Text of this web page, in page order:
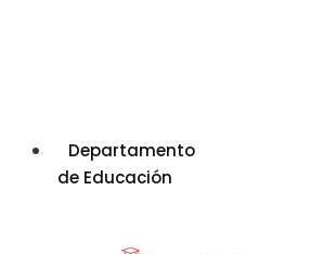
Departamento
de Educación